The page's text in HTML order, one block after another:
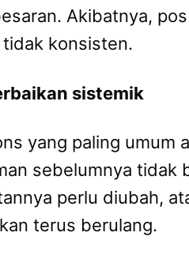
Akibatnya,
konsisten.
sistemik
yang paling
sebelumnya
perlu diubah,
terus berulang.